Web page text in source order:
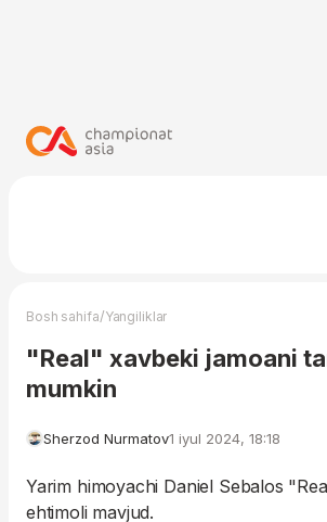
Bosh sahifa/Yangiliklar
"Real" xavbeki jamoani
mumkin
Sherzod Nurmatov1 iyul 2024, 18:18
Yarim himoyachi Daniel Sebalos
ehtimoli mavjud.